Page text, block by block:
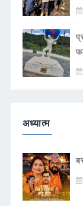
अध्यात्म